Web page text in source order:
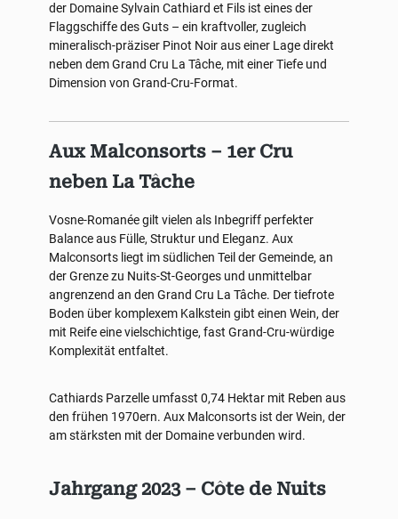
der Domaine Sylvain Cathiard et Fils ist eines der
Flaggschiffe des Guts – ein kraftvoller, zugleich
mineralisch-präziser Pinot Noir aus einer Lage direkt
neben dem Grand Cru La Tâche, mit einer Tiefe und
Dimension von Grand-Cru-Format.
Aux Malconsorts – 1er Cru
neben La Tâche
Vosne-Romanée gilt vielen als Inbegriff perfekter
Balance aus Fülle, Struktur und Eleganz. Aux
Malconsorts liegt im südlichen Teil der Gemeinde, an
der Grenze zu Nuits-St-Georges und unmittelbar
angrenzend an den Grand Cru La Tâche. Der tiefrote
Boden über komplexem Kalkstein gibt einen Wein, der
mit Reife eine vielschichtige, fast Grand-Cru-würdige
Komplexität entfaltet.
Cathiards Parzelle umfasst 0,74 Hektar mit Reben aus
den frühen 1970ern. Aux Malconsorts ist der Wein, der
am stärksten mit der Domaine verbunden wird.
Jahrgang 2023 – Côte de Nuits